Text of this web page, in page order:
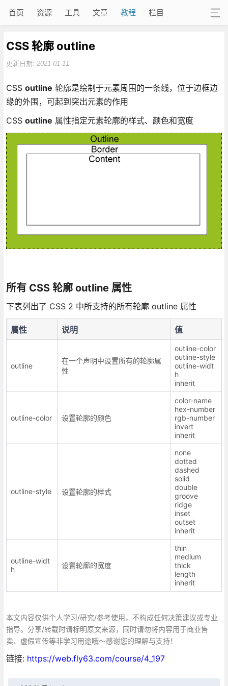
首页 资源 工具 文章 教程 栏目
CSS 轮廓 outline
更新日期: 2021-01-11
CSS outline 轮廓是绘制于元素周围的一条线，位于边框边
缘的外围，可起到突出元素的作用
CSS outline 属性指定元素轮廓的样式、颜色和宽度
所有 CSS 轮廓 outline 属性
下表列出了 CSS 2 中所支持的所有轮廓 outline 属性
属性 说明 值
outline
在一个声明中设置所有的轮廓属
性
outline-color
outline-style
outline-widt
h
inherit
outline-color 设置轮廓的颜色
color-name
hex-number
rgb-number
invert
inherit
outline-style 设置轮廓的样式
none
dotted
dashed
solid
double
groove
ridge
inset
outset
inherit
outline-widt
h
设置轮廓的宽度
thin
medium
thick
length
inherit
本文内容仅供个人学习/研究/参考使用，不构成任何决策建议或专业
指导。分享/转载时请标明原文来源，同时请勿将内容用于商业售
卖、虚假宣传等非学习用途哦～感谢您的理解与支持！
链接: https://web.fly63.com/course/4_197